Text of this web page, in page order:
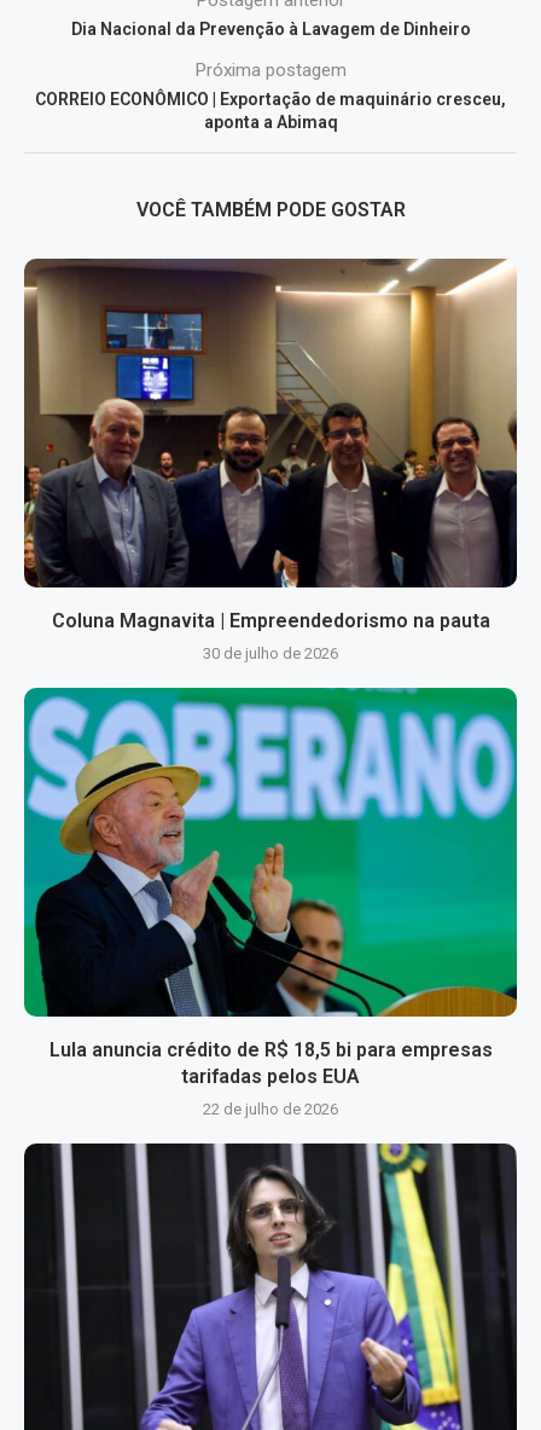
Dia Nacional da Prevenção à Lavagem de Dinheiro
Próxima postagem
CORREIO ECONÔMICO | Exportação de maquinário cresceu,
aponta a Abimaq
VOCÊ TAMBÉM PODE GOSTAR
Coluna Magnavita | Empreendedorismo na pauta
30 de julho de 2026
Lula anuncia crédito de R$ 18,5 bi para empresas
tarifadas pelos EUA
22 de julho de 2026